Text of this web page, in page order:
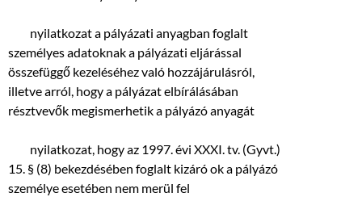
 nyilatkozat a pályázati anyagban foglalt
személyes adatoknak a pályázati eljárással
összefüggő kezeléséhez való hozzájárulásról,
illetve arról, hogy a pályázat elbírálásában
résztvevők megismerhetik a pályázó anyagát
 nyilatkozat, hogy az 1997. évi XXXI. tv. (Gyvt.)
15. § (8) bekezdésében foglalt kizáró ok a pályázó
személye esetében nem merül fel